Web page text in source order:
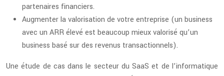
partenaires financiers.
Augmenter la valorisation de votre entreprise (un business
avec un ARR élevé est beaucoup mieux valorisé qu’un
business basé sur des revenus transactionnels).
Une étude de cas dans le secteur du SaaS et de l’informatique